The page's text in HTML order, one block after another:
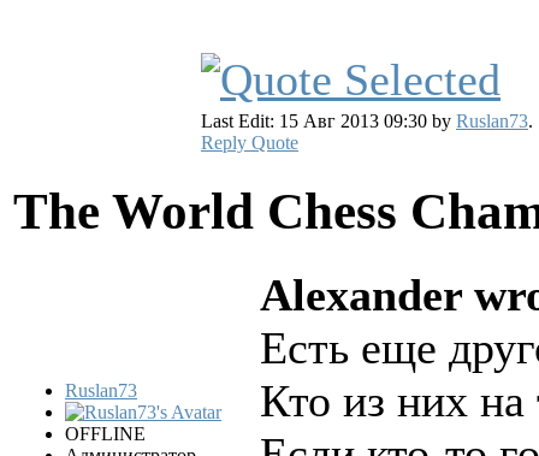
Last Edit: 15 Авг 2013 09:30 by Ruslan73.
Reply Quote
The World Chess
Ruslan73
OFFLINE
Alexander
Есть еще
Кто из них